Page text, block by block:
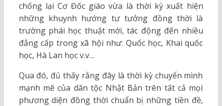
chống lại Cơ Đốc giáo vừa là thời kỳ xuất hiện
những khuynh hướng tư tưởng đồng thời là
trường phái học thuật mới, tác động đến nhiều
đẳng cấp trong xã hội như: Quốc học, Khai quốc
học, Hà Lan học v.v…
Qua đó, đủ thấy rằng đây là thời kỳ chuyển mình
mạnh mẽ của dân tộc Nhật Bản trên tất cả mọi
phương diện đồng thời chuẩn bị những tiền đề,